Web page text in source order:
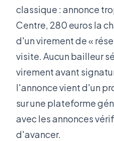
classique : annonce
Centre, 280 euros la
d'un virement de «
visite. Aucun bailleur
virement avant
l'annonce vient d'un
sur une plateforme
avec les annonces
d'avancer.